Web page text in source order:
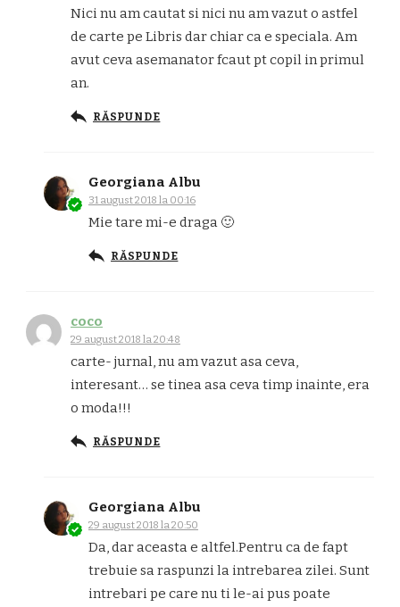
Nici nu am cautat si nici nu am vazut o astfel
de carte pe Libris dar chiar ca e speciala. Am
avut ceva asemanator fcaut pt copil in primul
an.
RĂSPUNDE
Georgiana Albu
31 august 2018 la 00:16
Mie tare mi-e draga 🙂
RĂSPUNDE
coco
29 august 2018 la 20:48
carte- jurnal, nu am vazut asa ceva,
interesant… se tinea asa ceva timp inainte, era
o moda!!!
RĂSPUNDE
Georgiana Albu
29 august 2018 la 20:50
Da, dar aceasta e altfel.Pentru ca de fapt
trebuie sa raspunzi la intrebarea zilei. Sunt
intrebari pe care nu ti le-ai pus poate